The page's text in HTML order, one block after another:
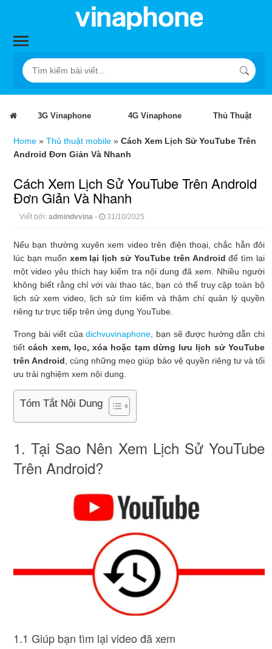
3G Vinaphone 4G Vinaphone Thủ Thuật
Home » Thủ thuật mobile » Cách Xem Lịch Sử YouTube Trên
Android Đơn Giản Và Nhanh
Cách Xem Lịch Sử YouTube Trên Android
Đơn Giản Và Nhanh
Viết bởi: admindvvina - 31/10/2025
Nếu bạn thường xuyên xem video trên điện thoại, chắc hẳn đôi
lúc bạn muốn xem lại lịch sử YouTube trên Android để tìm lại
một video yêu thích hay kiểm tra nội dung đã xem. Nhiều người
không biết rằng chỉ với vài thao tác, bạn có thể truy cập toàn bộ
lịch sử xem video, lịch sử tìm kiếm và thậm chí quản lý quyền
riêng tư trực tiếp trên ứng dụng YouTube.
Trong bài viết củadichvuvinaphone , bạn sẽ được hướng dẫn chi
tiếtcách xem, lọc, xóa hoặc tạm dừng lưu lịch sử YouTube
trên Android , cùng những mẹo giúp bảo vệ quyền riêng tư và tối
ưu trải nghiệm xem nội dung.
Tóm Tắt Nội Dung
1. Tại Sao Nên Xem Lịch Sử YouTube
Trên Android?
1.1 Giúp bạn tìm lại video đã xem